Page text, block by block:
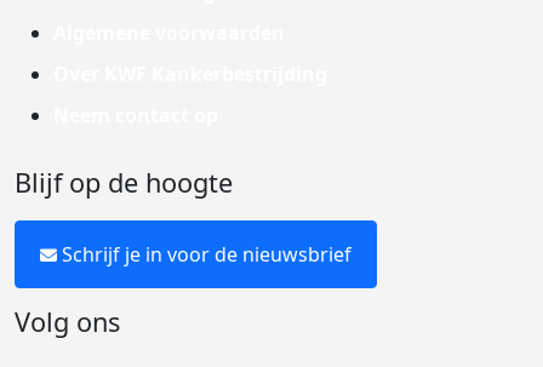
Blijf op de hoogte
Schrijf je in voor de nieuwsbrief
Volg ons